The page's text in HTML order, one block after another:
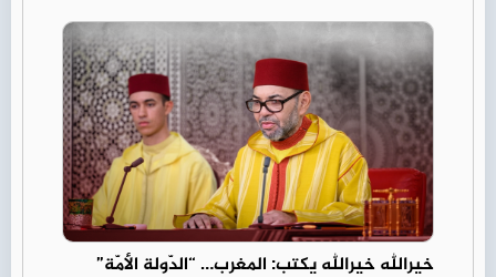
خيرالله خيرالله يكتب: المغرب… “الدّولة الأمّة”